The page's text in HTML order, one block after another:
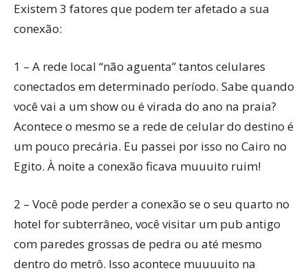
Existem 3 fatores que podem ter afetado a sua
conexão:
1 – A rede local “não aguenta” tantos celulares
conectados em determinado período. Sabe quando
você vai a um show ou é virada do ano na praia?
Acontece o mesmo se a rede de celular do destino é
um pouco precária. Eu passei por isso no Cairo no
Egito. À noite a conexão ficava muuuito ruim!
2 – Você pode perder a conexão se o seu quarto no
hotel for subterrâneo, você visitar um pub antigo
com paredes grossas de pedra ou até mesmo
dentro do metrô. Isso acontece muuuuito na